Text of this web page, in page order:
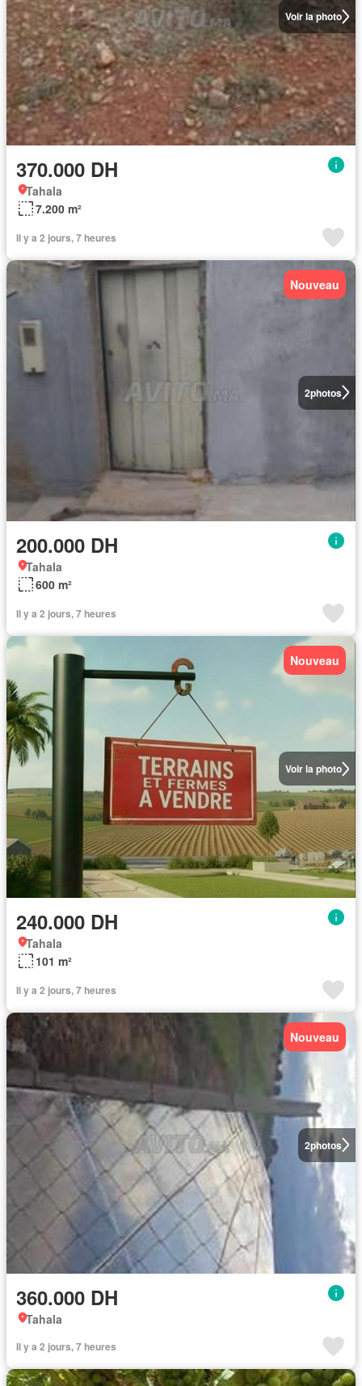
Voir la photo
370.000 DH
Tahala
7.200 m²
Il y a 2 jours, 7 heures
2photos
Nouveau
200.000 DH
Tahala
600 m²
Il y a 2 jours, 7 heures
Voir la photo
Nouveau
240.000 DH
Tahala
101 m²
Il y a 2 jours, 7 heures
2photos
Nouveau
360.000 DH
Tahala
Il y a 2 jours, 7 heures